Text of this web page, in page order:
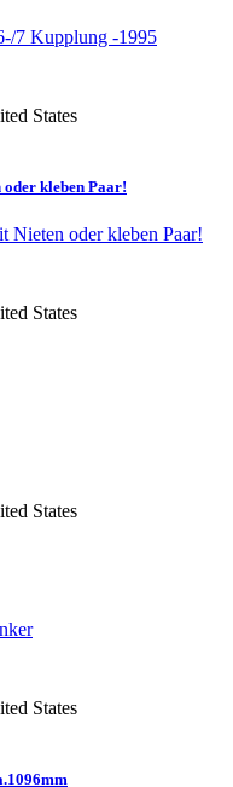
States
oder kleben Paar!
States
States
States